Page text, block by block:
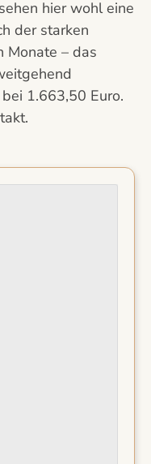
hier wohl eine
der starken
Monate – das
1.663,50 Euro.